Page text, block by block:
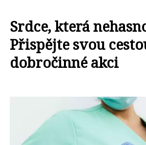
Srdce, která
Přispějte svou
dobročinné akci